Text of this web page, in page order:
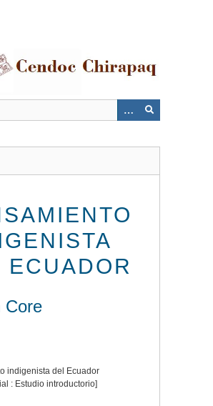
ECUADOR
Core
indigenista del Ecuador
: Estudio introductorio]